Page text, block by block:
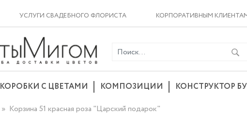
УСЛУГИ СВАДЕБНОГО ФЛОРИСТА КОРПОРАТИВНЫМ
КОРОБКИ С ЦВЕТАМИ КОМПОЗИЦИИ КОНСТРУКТОР
Корзина 51 красная роза "Царский подарок"